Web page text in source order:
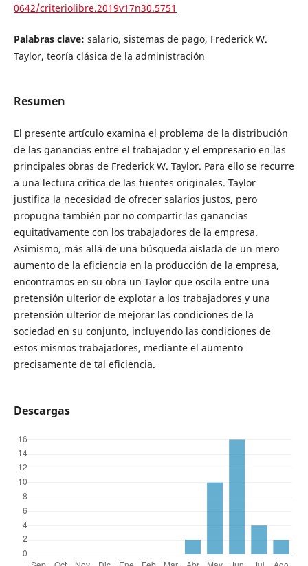
0642/criteriolibre.2019v17n30.5751
Palabras clave: salario, sistemas de pago, Frederick W.
Taylor, teoría clásica de la administración
Resumen
El presente artículo examina el problema de la distribución
de las ganancias entre el trabajador y el empresario en las
principales obras de Frederick W. Taylor. Para ello se recurre
a una lectura crítica de las fuentes originales. Taylor
justifica la necesidad de ofrecer salarios justos, pero
propugna también por no compartir las ganancias
equitativamente con los trabajadores de la empresa.
Asimismo, más allá de una búsqueda aislada de un mero
aumento de la eficiencia en la producción de la empresa,
encontramos en su obra un Taylor que oscila entre una
pretensión ulterior de explotar a los trabajadores y una
pretensión ulterior de mejorar las condiciones de la
sociedad en su conjunto, incluyendo las condiciones de
estos mismos trabajadores, mediante el aumento
precisamente de tal eficiencia.
Descargas